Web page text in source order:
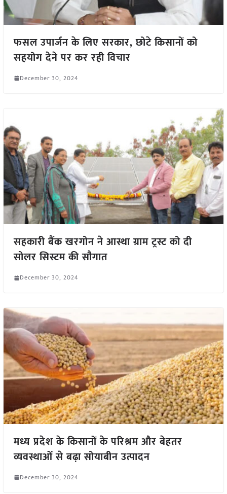
फसल उपार्जन के लिए सरकार, छोटे किसानों को
सहयोग देने पर कर रही विचार
December 30, 2024
सहकारी बैंक खरगोन ने आस्था ग्राम ट्रस्ट को दी
सोलर सिस्टम की सौगात
December 30, 2024
मध्य प्रदेश के किसानों के परिश्रम और बेहतर
व्यवस्थाओं से बढ़ा सोयाबीन उत्पादन
December 30, 2024